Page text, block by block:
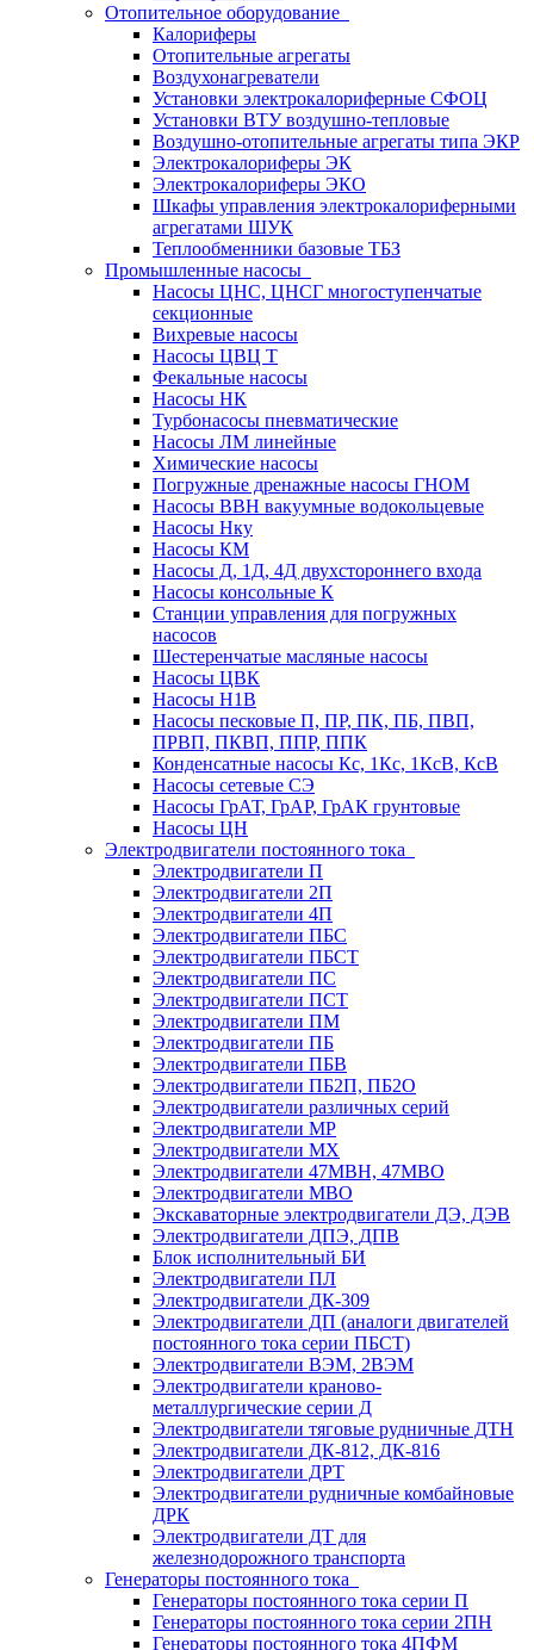
Отопительное оборудование
Калориферы
Отопительные агрегаты
Воздухонагреватели
Установки электрокалориферные СФОЦ
Установки ВТУ воздушно-тепловые
Воздушно-отопительные агрегаты типа ЭКР
Электрокалориферы ЭК
Электрокалориферы ЭКО
Шкафы управления электрокалориферными
агрегатами ШУК
Теплообменники базовые ТБЗ
Промышленные насосы
Насосы ЦНС, ЦНСГ многоступенчатые
секционные
Вихревые насосы
Насосы ЦВЦ Т
Фекальные насосы
Насосы НК
Турбонасосы пневматические
Насосы ЛМ линейные
Химические насосы
Погружные дренажные насосы ГНОМ
Насосы ВВН вакуумные водокольцевые
Насосы Нку
Насосы КМ
Насосы Д, 1Д, 4Д двухстороннего входа
Насосы консольные К
Станции управления для погружных
насосов
Шестеренчатые масляные насосы
Насосы ЦВК
Насосы Н1В
Насосы песковые П, ПР, ПК, ПБ, ПВП,
ПРВП, ПКВП, ППР, ППК
Конденсатные насосы Кс, 1Кс, 1КсВ, КсВ
Насосы сетевые СЭ
Насосы ГрАТ, ГрАР, ГрАК грунтовые
Насосы ЦН
Электродвигатели постоянного тока
Электродвигатели П
Электродвигатели 2П
Электродвигатели 4П
Электродвигатели ПБС
Электродвигатели ПБСТ
Электродвигатели ПС
Электродвигатели ПСТ
Электродвигатели ПМ
Электродвигатели ПБ
Электродвигатели ПБВ
Электродвигатели ПБ2П, ПБ2О
Электродвигатели различных серий
Электродвигатели МР
Электродвигатели MX
Электродвигатели 47MBH, 47МВО
Электродвигатели MBO
Экскаваторные электродвигатели ДЭ, ДЭВ
Электродвигатели ДПЭ, ДПВ
Блок исполнительный БИ
Электродвигатели ПЛ
Электродвигатели ДК-309
Электродвигатели ДП (аналоги двигателей
постоянного тока серии ПБСТ)
Электродвигатели ВЭМ, 2ВЭМ
Электродвигатели краново-
металлургические серии Д
Электродвигатели тяговые рудничные ДТН
Электродвигатели ДК-812, ДК-816
Электродвигатели ДРТ
Электродвигатели рудничные комбайновые
ДРК
Электродвигатели ДТ для
железнодорожного транспорта
Генераторы постоянного тока
Генераторы постоянного тока серии П
Генераторы постоянного тока серии 2ПН
Генераторы постоянного тока 4ПФМ